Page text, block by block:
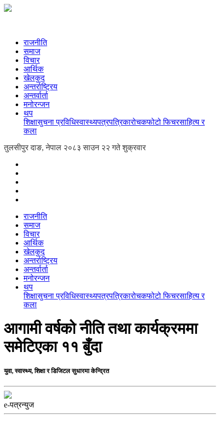
राजनीति
समाज
विचार
आर्थिक
खेलकुद
अन्तर्राष्ट्रिय
अन्तर्वार्ता
मनोरन्जन
थप
शिक्षासुचना प्रविधिस्वास्थ्यपत्रपत्रिकारोचकफोटो फिचरसाहित्य र
कला
तुलसीपुर दाङ, नेपाल २०८३ साउन २२ गते शुक्रवार
राजनीति
समाज
विचार
आर्थिक
खेलकुद
अन्तर्राष्ट्रिय
अन्तर्वार्ता
मनोरन्जन
थप
शिक्षासुचना प्रविधिस्वास्थ्यपत्रपत्रिकारोचकफोटो फिचरसाहित्य र
कला
आगामी वर्षको नीति तथा कार्यक्रममा
समेटिएका ११ बुँदा
युवा, स्वास्थ्य, शिक्षा र डिजिटल सुधारमा केन्द्रित
e-पत्रन्युज